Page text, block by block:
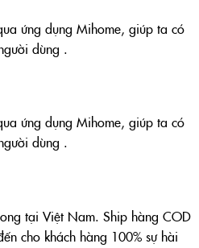
ứng dụng Mihome, giúp ta có
dùng .
ứng dụng Mihome, giúp ta có
dùng .
tại Việt Nam. Ship hàng COD
cho khách hàng 100% sự hài